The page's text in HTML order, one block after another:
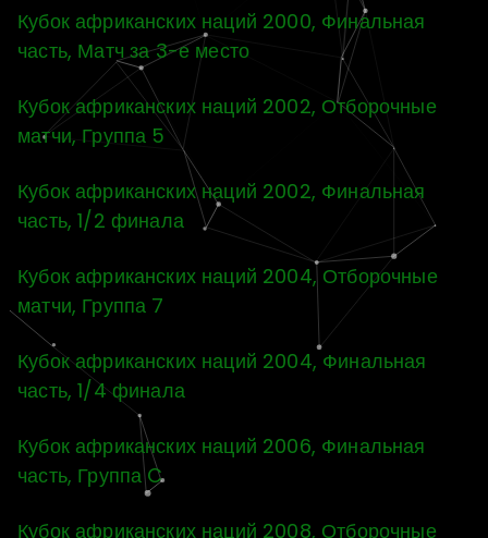
Кубок африканских наций 2000, Финальная
часть, Матч за 3-е место
Кубок африканских наций 2002, Отборочные
матчи, Группа 5
Кубок африканских наций 2002, Финальная
часть, 1/2 финала
Кубок африканских наций 2004, Отборочные
матчи, Группа 7
Кубок африканских наций 2004, Финальная
часть, 1/4 финала
Кубок африканских наций 2006, Финальная
часть, Группа C
Кубок африканских наций 2008, Отборочные